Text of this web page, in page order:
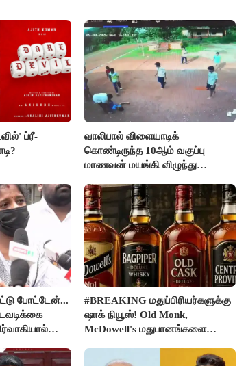
ப்ரீ-
வாலிபால் விளையாடிக்
கொண்டிருந்த 10ஆம் வகுப்பு
மாணவன் மயங்கி விழுந்து
போட்டேன்...
#BREAKING மதுப்பிரியர்களுக்கு
ஷாக் நியூஸ்! Old Monk,
McDowell's மதுபானங்களை